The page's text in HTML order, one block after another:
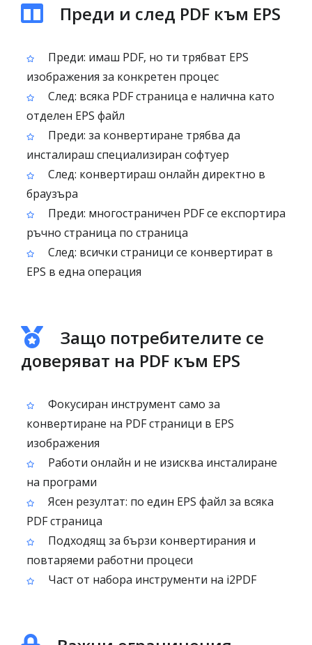
Преди и след PDF към EPS
Преди: имаш PDF, но ти трябват EPS
изображения за конкретен процес
След: всяка PDF страница е налична като
отделен EPS файл
Преди: за конвертиране трябва да
инсталираш специализиран софтуер
След: конвертираш онлайн директно в
браузъра
Преди: многостраничен PDF се експортира
ръчно страница по страница
След: всички страници се конвертират в
EPS в една операция
Защо потребителите се
доверяват на PDF към EPS
Фокусиран инструмент само за
конвертиране на PDF страници в EPS
изображения
Работи онлайн и не изисква инсталиране
на програми
Ясен резултат: по един EPS файл за всяка
PDF страница
Подходящ за бързи конвертирания и
повтаряеми работни процеси
Част от набора инструменти на i2PDF